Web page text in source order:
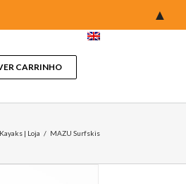
CARRINHO
| Loja / MAZU Surfskis
▲